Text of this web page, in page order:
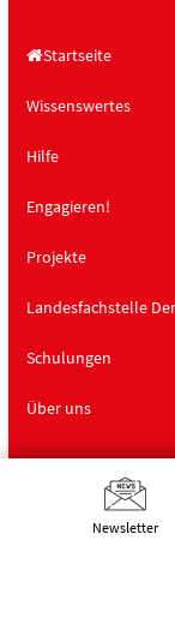
Startseite
Wissenswertes
Hilfe
Engagieren!
Projekte
Landesfachstelle
Schulungen
Über uns
Deutsche
Newsletter